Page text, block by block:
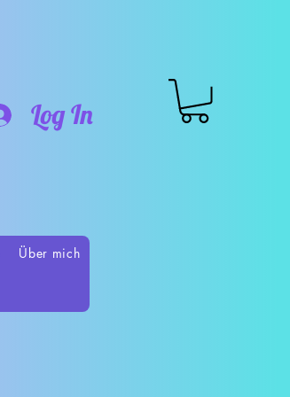
Log In
Über mich